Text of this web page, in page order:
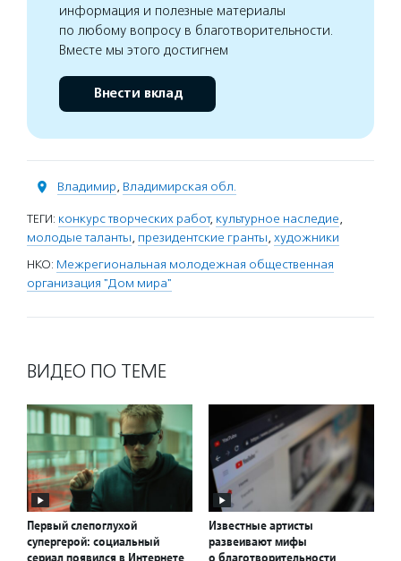
информация и полезные материалы
по любому вопросу в благотворительности.
Вместе мы этого достигнем
Внести вклад
Владимир, Владимирская обл.
ТЕГИ: конкурс творческих работ, культурное наследие,
молодые таланты, президентские гранты, художники
НКО: Межрегиональная молодежная общественная
организация "Дом мира"
ВИДЕО ПО ТЕМЕ
Первый слепоглухой
супергерой: социальный
сериал появился в Интернете
Известные артисты
развеивают мифы
о благотворительности